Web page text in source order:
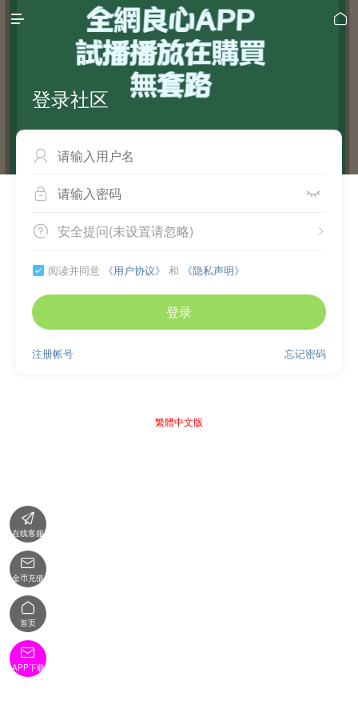
 
登录社区

 
 
安全提问(未设置请忽略)
 阅读并同意 《用户协议》 和 《隐私声明》
登录
忘记密码
注册帐号
繁體中文版

在线客服

金币充值

首页

APP下载